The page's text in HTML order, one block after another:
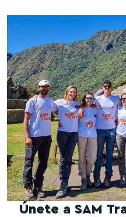
Únete a SAM